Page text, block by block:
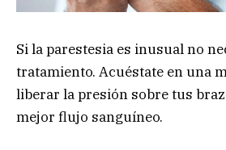
Si la parestesia es inusual no
tratamiento. Acuéstate en una
liberar la presión sobre tus
mejor flujo sanguíneo.